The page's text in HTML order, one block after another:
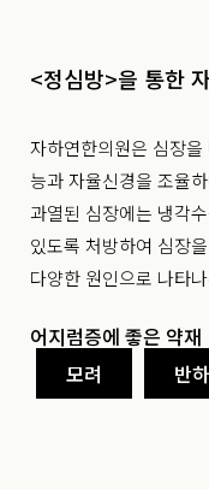
<정심방>을 통한
자하연한의원은 심장
능과 자율신경을 조율
과열된 심장에는 냉각
있도록 처방하여 심장
다양한 원인으로 나타
어지럼증에 좋은 약재
모려
반하